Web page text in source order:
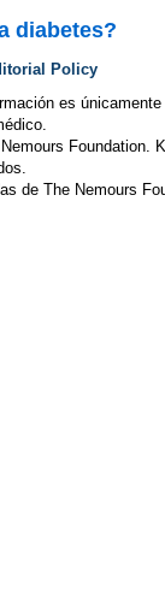
diabetes?
Policy
es
Foundation.
de The Nemours